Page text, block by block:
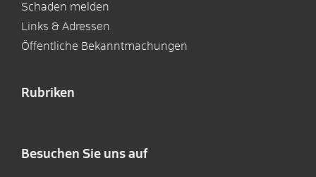
Schaden melden
Links & Adressen
Öffentliche Bekanntmachungen
Rubriken
Besuchen Sie uns auf